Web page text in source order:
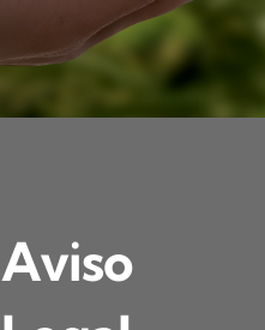
Aviso